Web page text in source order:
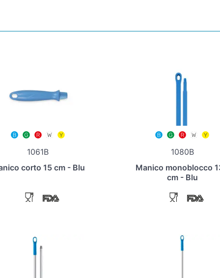
1061B
corto 15 cm - Blu
1080B
Manico monoblocco
cm - Blu